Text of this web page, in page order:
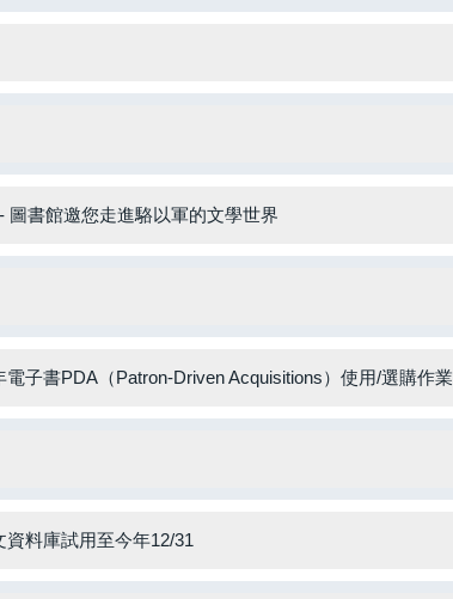
圖書館邀您走進駱以軍的文學世界
子書PDA（Patron-Driven Acquisitions）使用/選購作業
資料庫試用至今年12/31